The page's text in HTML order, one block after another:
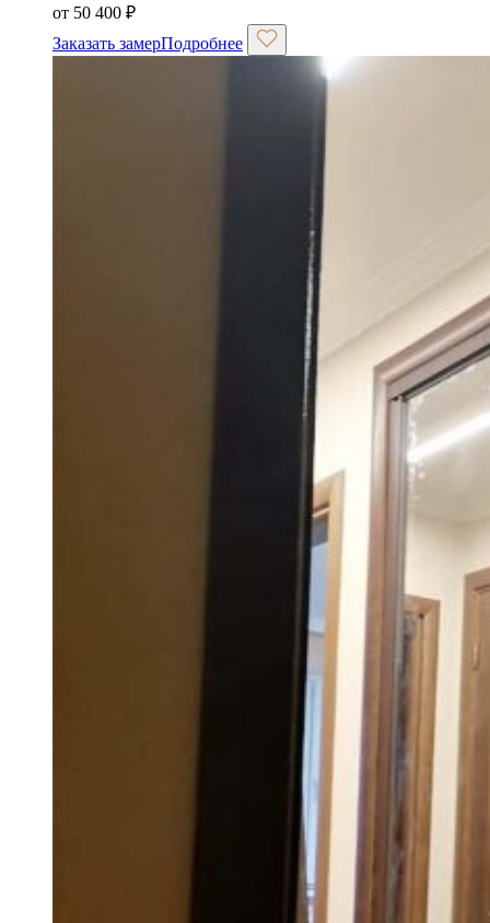
от 50 400 ₽
Заказать замерПодробнее